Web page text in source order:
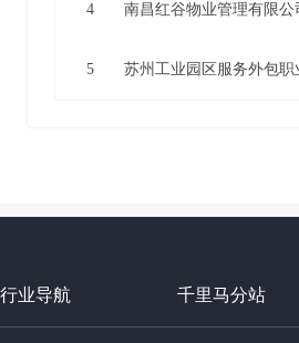
4 南昌红谷物业管理有限公
5 苏州工业园区服务外包职
行业导航 千里马分站